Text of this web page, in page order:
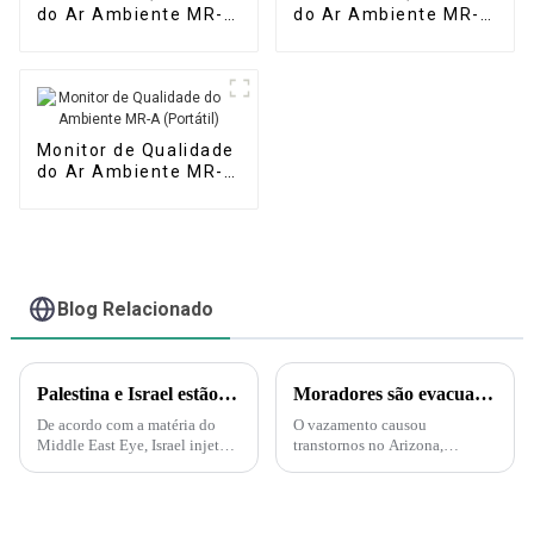
do Ar Ambiente MR-
do Ar Ambiente MR-
Monitor de Qualidade
do Ar Ambiente MR-A
Blog Relacionado
Palestina e Israel estão iniciando uma guerra biológica e química. A Força Delta aparece e injeta gás nervoso em túneis subterrâneos em Gaza!
De acordo com a matéria do
Middle East Eye, Israel injetará
Moradores são evacuados após vazamento de ácido nítrico no Arizona – Mas o que é esse ácido?
O vazamento causou
transtornos no Arizona,